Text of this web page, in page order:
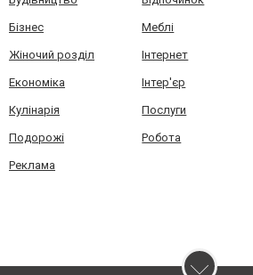
Бізнес Меблі
Жіночий розділ Інтернет
Економіка Інтер'єр
Кулінарія Послуги
Подорожі Робота
Реклама